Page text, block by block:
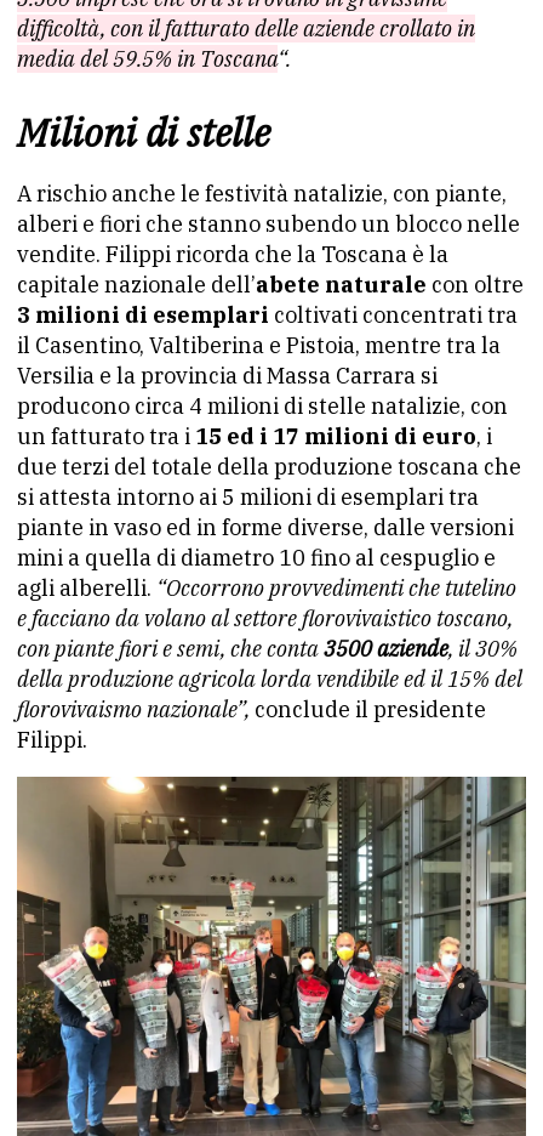
difficoltà, con il fatturato delle aziende crollato in
media del 59.5% in Toscana“.
Milioni di stelle
A rischio anche le festività natalizie, con piante,
alberi e fiori che stanno subendo un blocco nelle
vendite. Filippi ricorda che la Toscana è la
capitale nazionale dell’abete naturale con oltre
3 milioni di esemplari coltivati concentrati tra
il Casentino, Valtiberina e Pistoia, mentre tra la
Versilia e la provincia di Massa Carrara si
producono circa 4 milioni di stelle natalizie, con
un fatturato tra i 15 ed i 17 milioni di euro, i
due terzi del totale della produzione toscana che
si attesta intorno ai 5 milioni di esemplari tra
piante in vaso ed in forme diverse, dalle versioni
mini a quella di diametro 10 fino al cespuglio e
agli alberelli. “Occorrono provvedimenti che tutelino
e facciano da volano al settore florovivaistico toscano,
con piante fiori e semi, che conta3500 aziende, il 30%
della produzione agricola lorda vendibile ed il 15% del
florovivaismo nazionale”, conclude il presidente
Filippi.